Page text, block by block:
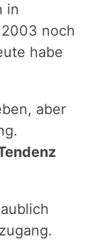
in
noch
habe
aber